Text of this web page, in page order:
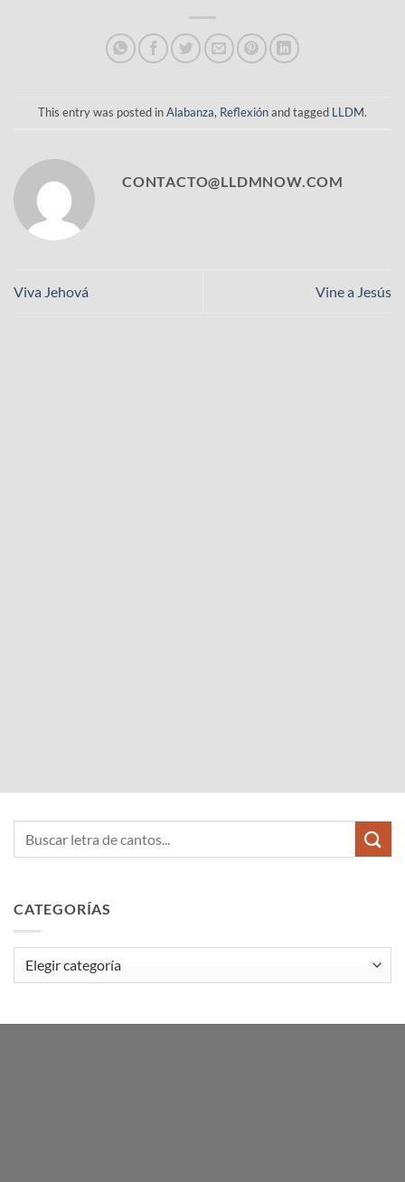
This entry was posted inAlabanza, Reflexiónand tagged LLDM.
CONTACTO@LLDMNOW.COM
Viva Jehová Vine a Jesús
CATEGORÍAS